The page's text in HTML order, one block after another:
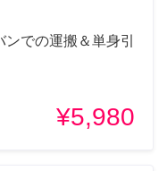
での運搬＆単身引
¥5,980